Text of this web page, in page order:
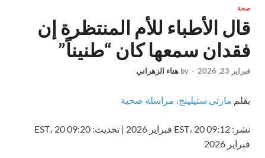
صحة
قال الأطباء للأم المنتظرة إن
فقدان سمعها كان “طنيناً”
فبراير 23, 2026 -
by هناء الزهراني
بقلم مارتى ستيلينج، مراسلة صحية
نشر: 09:12 EST، 20 فبراير 2026 | تحديث:
09:20 EST، 20
فبراير 2026